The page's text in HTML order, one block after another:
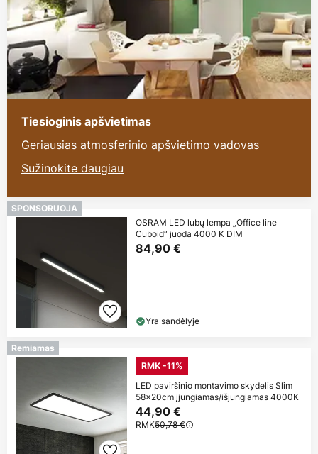
Tiesioginis apšvietimas
Geriausias atmosferinio apšvietimo vadovas
Sužinokite daugiau
SPONSORUOJA
OSRAM LED lubų lempa „Office line
Cuboid“ juoda 4000 K DIM
84,90 €
Yra sandėlyje
Remiamas
RMK -11%
LED paviršinio montavimo skydelis Slim
58x20cm įjungiamas/išjungiamas 4000K
44,90 €
RMK50,78 €